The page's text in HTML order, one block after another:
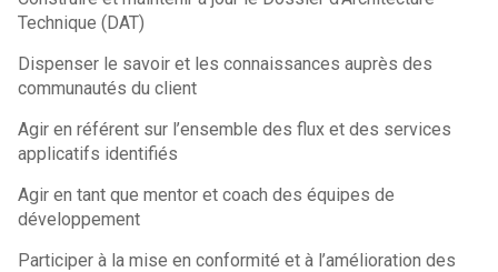
Technique (DAT)
Dispenser le savoir et les connaissances auprès des
communautés du client
Agir en référent sur l’ensemble des flux et des services
applicatifs identifiés
Agir en tant que mentor et coach des équipes de
développement
Participer à la mise en conformité et à l’amélioration des